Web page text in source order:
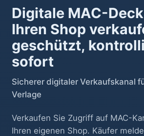
Digitale MAC-
Ihren Shop
geschützt,
sofort
Sicherer digitaler Verkaufskanal
Verlage
Verkaufen Sie Zugriff auf MAC-
Ihren eigenen Shop. Käufer